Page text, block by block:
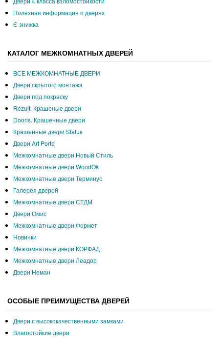
Полезная информация о дверях
Є знижка
КАТАЛОГ МЕЖКОМНАТНЫХ ДВЕРЕЙ
ВСЕ МЕЖКОМНАТНЫЕ ДВЕРИ
Двери скрытого монтажа
Двери под покраску
Rezult. Крашеные двери
Dooris. Крашенные двери
Крашенные двери Status
Двери Art Porte
Межкомнатные двери Новый Стиль
Межкомнатные двери WoodOk
Межкомнатные двери Терминус
Галерея дверей
Межкомнатные двери СТДМ
Двери Омис
Межкомнатные двери Формет
Новинки
Межкомнатные двери КОРФАД
Межкомнатные двери Леадор
Двери Неман
ОСОБЫЕ ПРЕИМУЩЕСТВА ДВЕРЕЙ
Двери с высококачественными замками
Влагостойкие двери